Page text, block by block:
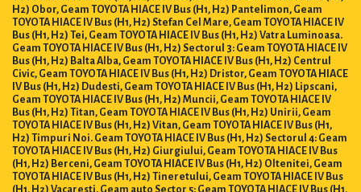
H2) Obor, Geam TOYOTA HIACE IV Bus (H1, H2) Pantelimon, Geam
TOYOTA HIACE IV Bus (H1, H2) Stefan Cel Mare, Geam TOYOTA HIACE IV
Bus (H1, H2) Tei, Geam TOYOTA HIACE IV Bus (H1, H2) Vatra Luminoasa.
Geam TOYOTA HIACE IV Bus (H1, H2) Sectorul 3: Geam TOYOTA HIACE IV
Bus (H1, H2) Balta Alba, Geam TOYOTA HIACE IV Bus (H1, H2) Centrul
Civic, Geam TOYOTA HIACE IV Bus (H1, H2) Dristor, Geam TOYOTA HIACE
IV Bus (H1, H2) Dudesti, Geam TOYOTA HIACE IV Bus (H1, H2) Lipscani,
Geam TOYOTA HIACE IV Bus (H1, H2) Muncii, Geam TOYOTA HIACE IV
Bus (H1, H2) Titan, Geam TOYOTA HIACE IV Bus (H1, H2) Unirii, Geam
TOYOTA HIACE IV Bus (H1, H2) Vitan, Geam TOYOTA HIACE IV Bus (H1,
H2) Timpuri Noi. Geam TOYOTA HIACE IV Bus (H1, H2) Sectorul 4: Geam
TOYOTA HIACE IV Bus (H1, H2) Giurgiului, Geam TOYOTA HIACE IV Bus
(H1, H2) Berceni, Geam TOYOTA HIACE IV Bus (H1, H2) Oltenitei, Geam
TOYOTA HIACE IV Bus (H1, H2) Tineretului, Geam TOYOTA HIACE IV Bus
(H1, H2) Vacaresti. Geam auto Sector 5: Geam TOYOTA HIACE IV Bus (H1,